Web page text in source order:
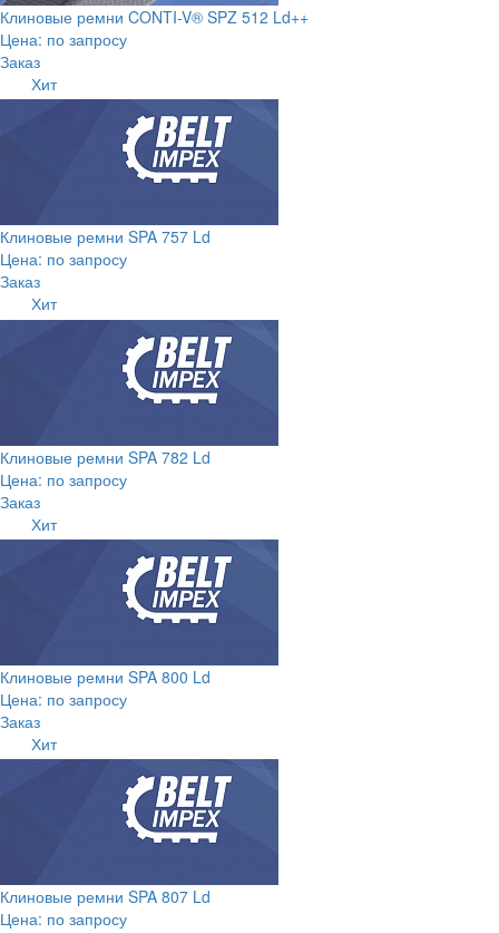
Клиновые ремни CONTI-V® SPZ 512 Ld++
Цена: по запросу
Заказ
Хит
Клиновые ремни SPA 757 Ld
Цена: по запросу
Заказ
Хит
Клиновые ремни SPA 782 Ld
Цена: по запросу
Заказ
Хит
Клиновые ремни SPA 800 Ld
Цена: по запросу
Заказ
Хит
Клиновые ремни SPA 807 Ld
Цена: по запросу